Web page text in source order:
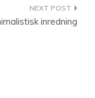
inredning